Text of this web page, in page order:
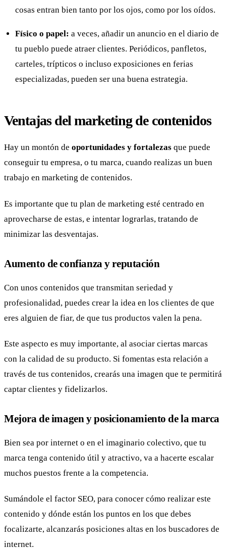
cosas entran bien tanto por los ojos, como por los oídos.
Físico o papel: a veces, añadir un anuncio en el diario de
tu pueblo puede atraer clientes. Periódicos, panfletos,
carteles, trípticos o incluso exposiciones en ferias
especializadas, pueden ser una buena estrategia.
Ventajas del marketing de contenidos
Hay un montón de oportunidades y fortalezas que puede
conseguir tu empresa, o tu marca, cuando realizas un buen
trabajo en marketing de contenidos.
Es importante que tu plan de marketing esté centrado en
aprovecharse de estas, e intentar lograrlas, tratando de
minimizar las desventajas.
Aumento de confianza y reputación
Con unos contenidos que transmitan seriedad y
profesionalidad, puedes crear la idea en los clientes de que
eres alguien de fiar, de que tus productos valen la pena.
Este aspecto es muy importante, al asociar ciertas marcas
con la calidad de su producto. Si fomentas esta relación a
través de tus contenidos, crearás una imagen que te permitirá
captar clientes y fidelizarlos.
Mejora de imagen y posicionamiento de la marca
Bien sea por internet o en el imaginario colectivo, que tu
marca tenga contenido útil y atractivo, va a hacerte escalar
muchos puestos frente a la competencia.
Sumándole el factor SEO, para conocer cómo realizar este
contenido y dónde están los puntos en los que debes
focalizarte, alcanzarás posiciones altas en los buscadores de
internet.